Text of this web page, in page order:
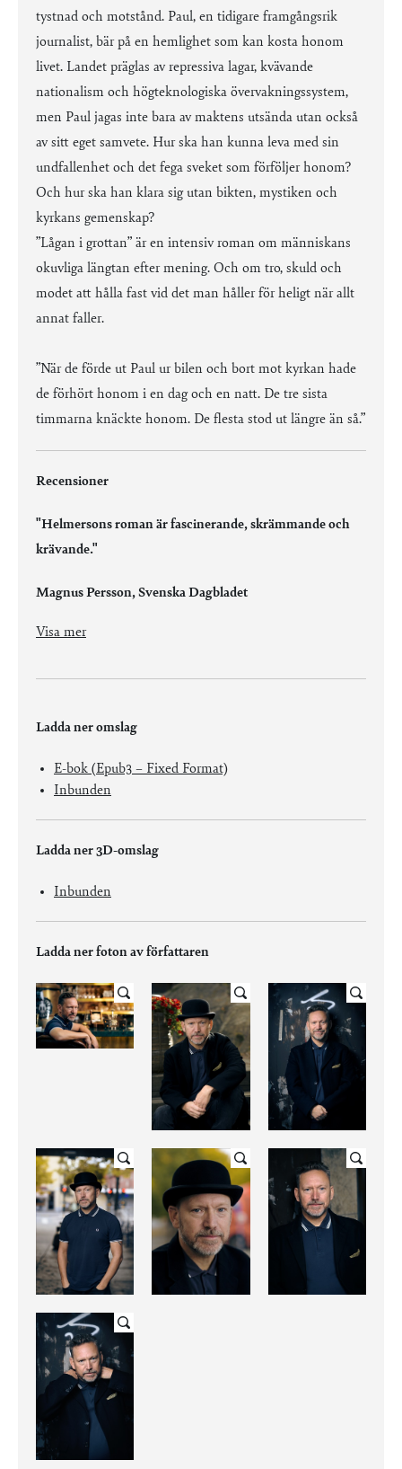
tystnad och motstånd. Paul, en tidigare framgångsrik
journalist, bär på en hemlighet som kan kosta honom
livet. Landet präglas av repressiva lagar, kvävande
nationalism och högteknologiska övervakningssystem,
men Paul jagas inte bara av maktens utsända utan också
av sitt eget samvete. Hur ska han kunna leva med sin
undfallenhet och det fega sveket som förföljer honom?
Och hur ska han klara sig utan bikten, mystiken och
kyrkans gemenskap?
”Lågan i grottan” är en intensiv roman om människans
okuvliga längtan efter mening. Och om tro, skuld och
modet att hålla fast vid det man håller för heligt när allt
annat faller.
”När de förde ut Paul ur bilen och bort mot kyrkan hade
de förhört honom i en dag och en natt. De tre sista
timmarna knäckte honom. De flesta stod ut längre än så.”
Recensioner
"Helmersons roman är fascinerande, skrämmande och
krävande."
Magnus Persson, Svenska Dagbladet
Visa mer
Ladda ner omslag
E-bok (Epub3 – Fixed Format)
Inbunden
Ladda ner 3D-omslag
Inbunden
Ladda ner foton av författaren